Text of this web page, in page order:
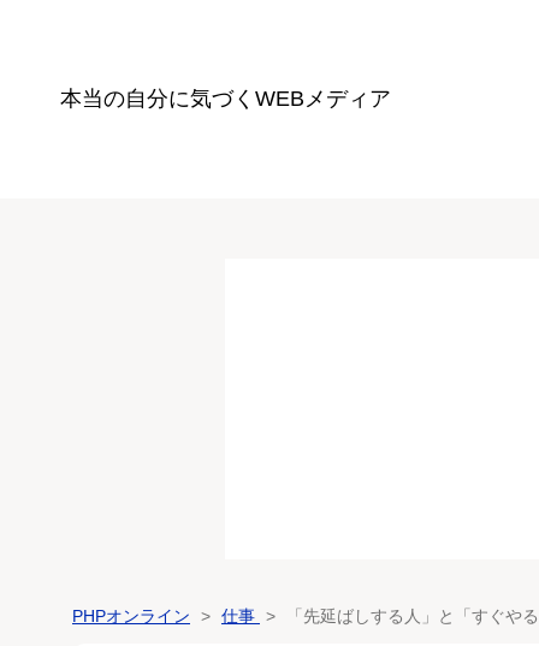
本当の自分に気づく WEBメディア
PHPオンライン 仕事 「先延ばしする人」と「すぐや